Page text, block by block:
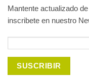
Mantente actualizado
inscribete en nuestro